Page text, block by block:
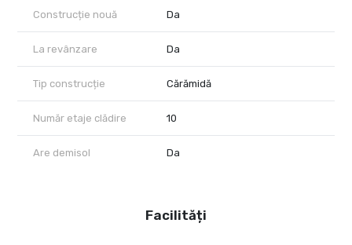
Construcție nouă Da
La revânzare Da
Tip construcție Cărămidă
Număr etaje clădire 10
Are demisol Da
Facilități